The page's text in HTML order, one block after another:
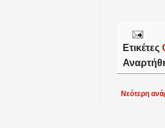
Ετικέτες
Νεότερη